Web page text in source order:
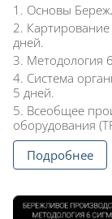
Основы
Картирование
дней.
Методология
Система
5 дней.
Всеобщее
оборудования
Подробнее